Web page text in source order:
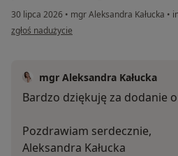
30 lipca 2026 • mgr Aleksandra Kałucka •
w opinii użytkownika Z
zgłoś nadużycie
mgr Aleksandra Kałucka
Bardzo dziękuję za dodanie
Pozdrawiam serdecznie,
Aleksandra Kałucka